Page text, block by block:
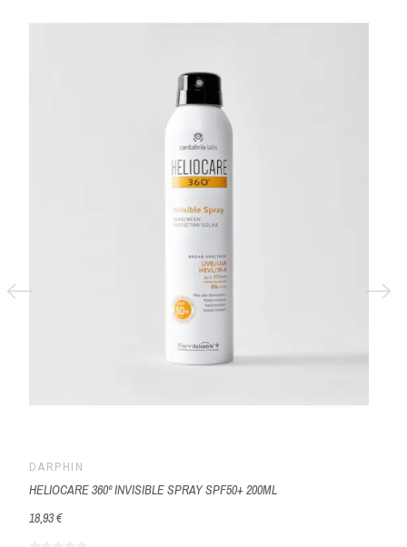
DARPHIN
HELIOCARE 360º INVISIBLE SPRAY SPF50+ 200ML
18,93 €